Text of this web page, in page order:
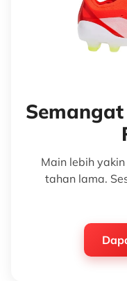
Main lebih
tahan lama.